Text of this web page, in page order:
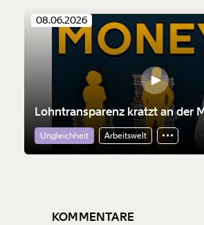
08.06.2026
Lohntransparenz kratzt an der
falschen Tränen der Konzerne
Ungleichheit Arbeitswelt
KOMMENTARE